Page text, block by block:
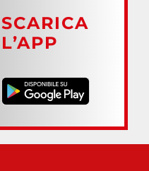
SCARICA
L’APP